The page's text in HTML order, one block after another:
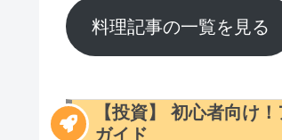
料理記事の一覧を見る
【投資】
初心者向け
ガイド